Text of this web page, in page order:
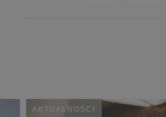
AKTUALNOŚCI